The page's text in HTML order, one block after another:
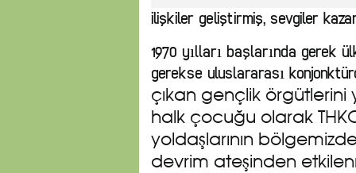
ilişkiler geliştirmiş, sevgiler
1970 yılları başlarında gerek
gerekse uluslararası
çıkan gençlik
halk çocuğu olarak
yoldaşlarının
devrim ateşinden